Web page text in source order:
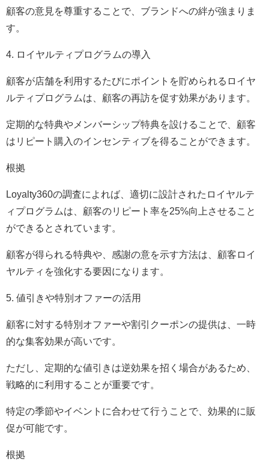
顧客の意見を尊重することで、ブランドへの絆が強まりま
す。
4. ロイヤルティプログラムの導入
顧客が店舗を利用するたびにポイントを貯められるロイヤ
ルティプログラムは、顧客の再訪を促す効果があります。
定期的な特典やメンバーシップ特典を設けることで、顧客
はリピート購入のインセンティブを得ることができます。
根拠
Loyalty360の調査によれば、適切に設計されたロイヤルテ
ィプログラムは、顧客のリピート率を25%向上させること
ができるとされています。
顧客が得られる特典や、感謝の意を示す方法は、顧客ロイ
ヤルティを強化する要因になります。
5. 値引きや特別オファーの活用
顧客に対する特別オファーや割引クーポンの提供は、一時
的な集客効果が高いです。
ただし、定期的な値引きは逆効果を招く場合があるため、
戦略的に利用することが重要です。
特定の季節やイベントに合わせて行うことで、効果的に販
促が可能です。
根拠